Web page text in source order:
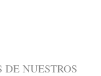
DE NUESTROS